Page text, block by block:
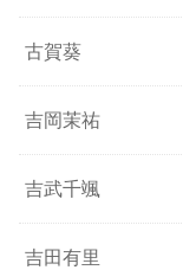
古賀葵
吉岡茉祐
吉武千颯
吉田有里